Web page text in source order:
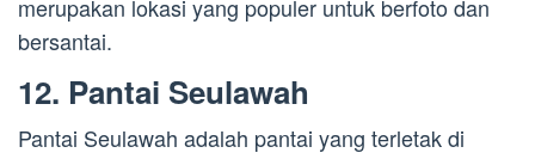
merupakan lokasi yang populer untuk berfoto dan
bersantai.
12. Pantai Seulawah
Pantai Seulawah adalah pantai yang terletak di